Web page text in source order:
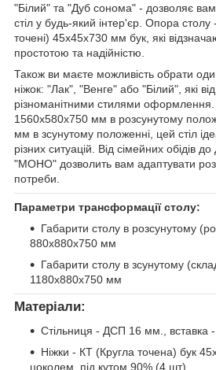
"Білий" та "Дуб сонома" - дозволяє
стіл у будь-який інтер'єр. Опора
точені) 45х45х730 мм бук, які
простотою та надійністю.
Також ви маєте можливість обрати
ніжок: "Лак", "Венге" або "Білий", які
різноманітними стилями
1560х580х750 мм в розсунутому
мм в зсунутому положенні, цей стіл
різних ситуацій. Від сімейних обідів до
"МОНО" дозволить вам адаптувати
потреби.
Параметри трансформації столу:
Габарити столу в розсунутому
880х880х750 мм
Габарити столу в зсунутому
1180х880х750 мм
Матеріали:
Стільниця - ДСП 16 мм., вставка
Ніжки - КТ (Кругла точена) бук
цоколем, під кутом 90% (4 шт)